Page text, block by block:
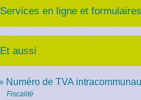
Services en ligne et formulaires
Et aussi
Numéro de TVA
Fiscalité